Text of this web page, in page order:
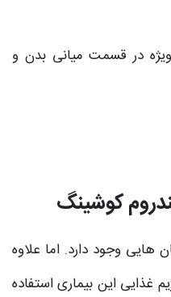
در قسمت میانی بدن و
کوشینگ
هایی وجود دارد. اما علاوه
غذایی این بیماری استفاده